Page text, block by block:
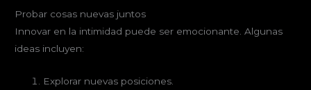
Probar cosas nuevas juntos
Innovar en la intimidad puede ser emocionante. Algunas
ideas incluyen:
Explorar nuevas posiciones.